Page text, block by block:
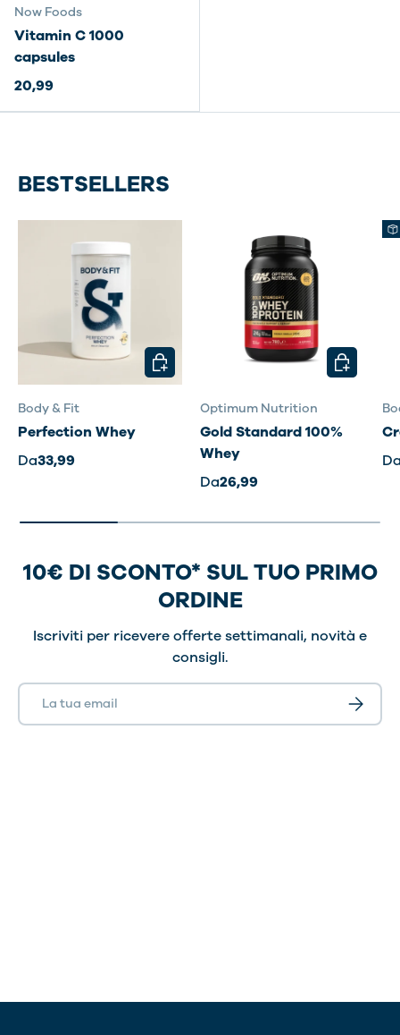
Now Foods
Vitamin C 1000
capsules
20,99
BESTSELLERS
Body & Fit
Perfection Whey
Da33,99
SCEGLI OPZIONI
Optimum Nutrition
Gold Standard 100%
Whey
Da26,99
SCEGLI
10€ DI SCONTO* SUL TUO PRIMO
ORDINE
Iscriviti per ricevere offerte settimanali, novità e
consigli.
Email Iscriviti